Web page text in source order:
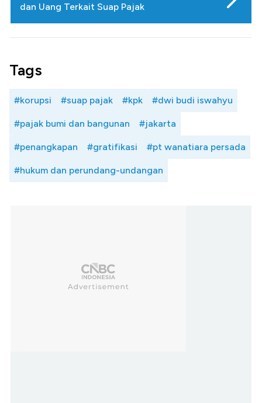
dan Uang Terkait Suap Pajak
Tags
#korupsi #suap pajak #kpk #dwi budi iswahyu
#pajak bumi dan bangunan #jakarta
#penangkapan #gratifikasi #pt wanatiara persada
#hukum dan perundang-undangan